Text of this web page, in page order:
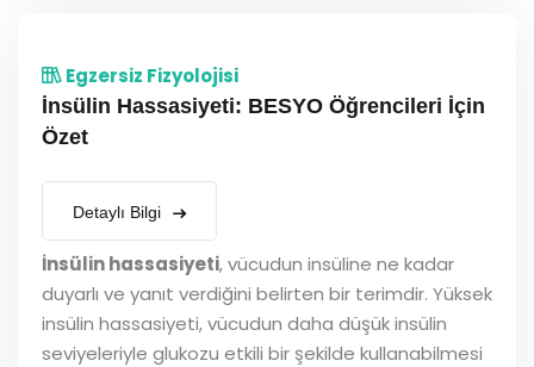
Egzersiz Fizyolojisi
İnsülin Hassasiyeti: BESYO Öğrencileri İçin
Özet
Detaylı Bilgi
İnsülin hassasiyeti, vücudun insüline ne kadar
duyarlı ve yanıt verdiğini belirten bir terimdir. Yüksek
insülin hassasiyeti, vücudun daha düşük insülin
seviyeleriyle glukozu etkili bir şekilde kullanabilmesi